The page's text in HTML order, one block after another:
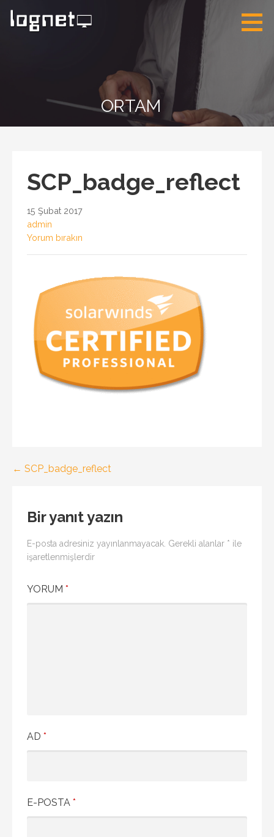
atla
ORTAM
SCP_badge_reflect
15 Şubat 2017
admin
Yorum bırakın
Yazı← SCP_badge_reflect
Bir yanıt yazın
E-posta adresiniz yayınlanmayacak. Gerekli alanlar * ile
işaretlenmişlerdir
YORUM *
AD *
E-POSTA *